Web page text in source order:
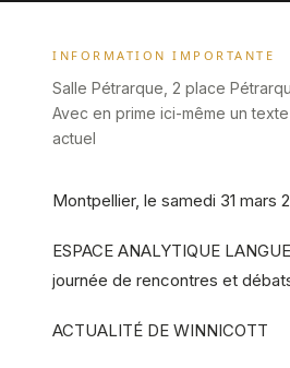
INFORMATION IMPORTANTE
Salle Pétrarque, 2 place
Avec en prime ici-même un
actuel
Montpellier, le samedi 31 mars
ESPACE ANALYTIQUE
journée de rencontres et
ACTUALITÉ DE WINNICOTT